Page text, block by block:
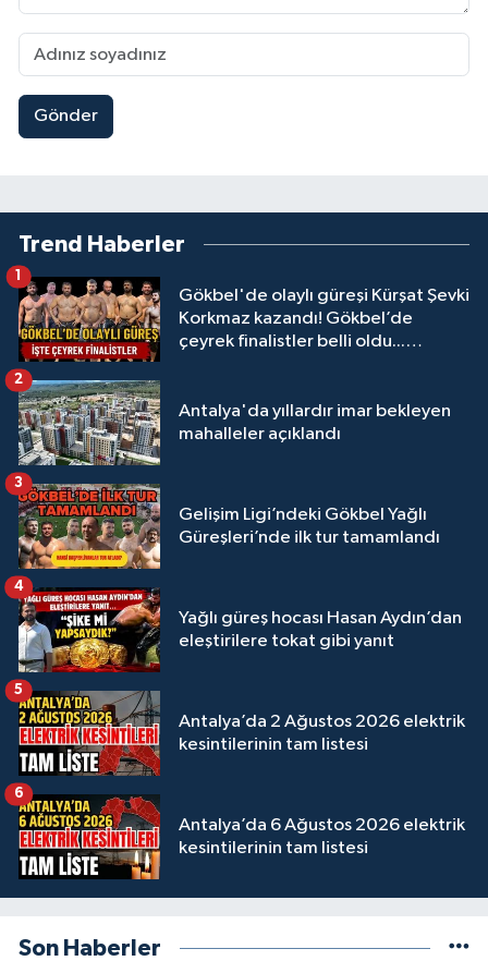
Gönder
Trend Haberler
Gökbel'de olaylı güreşi Kürşat Şevki
Korkmaz kazandı! Gökbel’de
çeyrek finalistler belli oldu...
1
Antalya'da yıllardır imar bekleyen
mahalleler açıklandı
2
Gelişim Ligi’ndeki Gökbel Yağlı
Güreşleri’nde ilk tur tamamlandı
3
Yağlı güreş hocası Hasan Aydın’dan
eleştirilere tokat gibi yanıt
4
Antalya’da 2 Ağustos 2026 elektrik
kesintilerinin tam listesi
5
Antalya’da 6 Ağustos 2026 elektrik
kesintilerinin tam listesi
6
Son Haberler